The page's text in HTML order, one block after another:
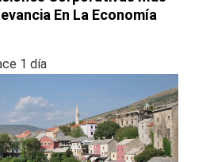
En La Economía
1 día